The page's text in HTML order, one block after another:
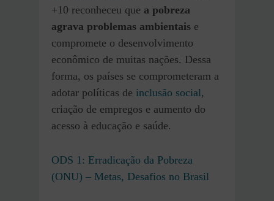
+10 reconheceu que a pobreza
agrava problemas ambientais e
compromete o desenvolvimento
econômico de muitas nações. Dessa
forma, os países se comprometeram a
adotar políticas de inclusão social,
criação de empregos e aumento do
acesso à educação e saúde.
ODS 1: Erradicação da Pobreza
(ONU) – Metas, Desafios no Brasil